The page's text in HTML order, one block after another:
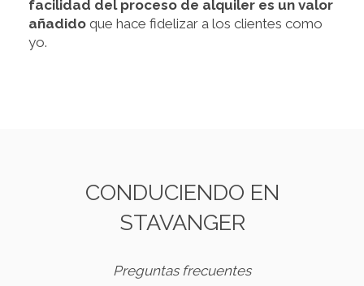
facilidad del proceso de alquiler es un valor
añadido que hace fidelizar a los clientes como
yo.
CONDUCIENDO EN
STAVANGER
Preguntas frecuentes